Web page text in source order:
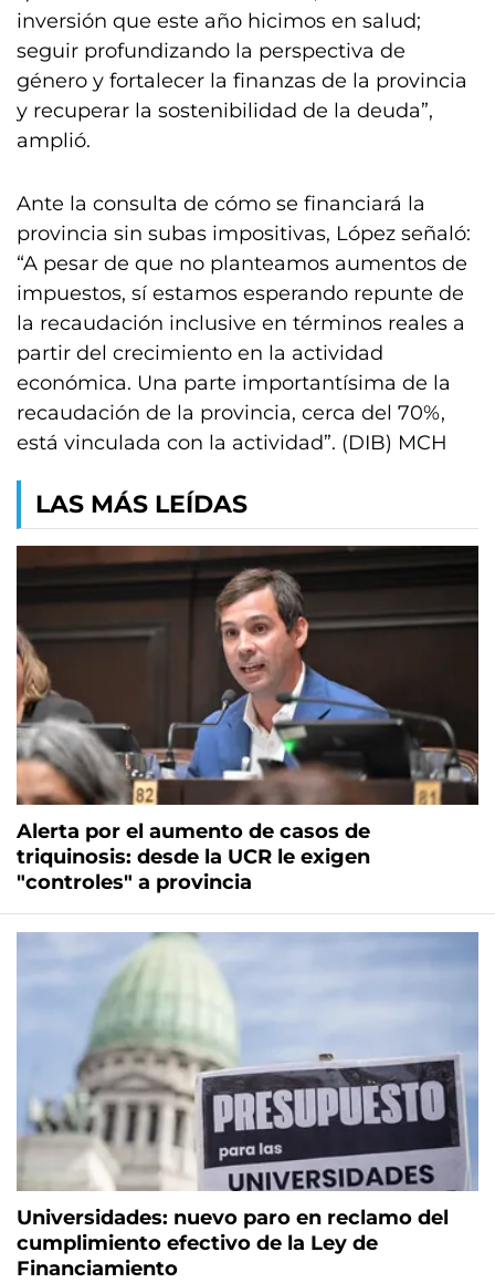
inversión que este año hicimos en salud;
seguir profundizando la perspectiva de
género y fortalecer la finanzas de la provincia
y recuperar la sostenibilidad de la deuda”,
amplió.
Ante la consulta de cómo se financiará la
provincia sin subas impositivas, López señaló:
“A pesar de que no planteamos aumentos de
impuestos, sí estamos esperando repunte de
la recaudación inclusive en términos reales a
partir del crecimiento en la actividad
económica. Una parte importantísima de la
recaudación de la provincia, cerca del 70%,
está vinculada con la actividad”. (DIB) MCH
LAS MÁS LEÍDAS
Alerta por el aumento de casos de
triquinosis: desde la UCR le exigen
"controles" a provincia
Universidades: nuevo paro en reclamo del
cumplimiento efectivo de la Ley de
Financiamiento